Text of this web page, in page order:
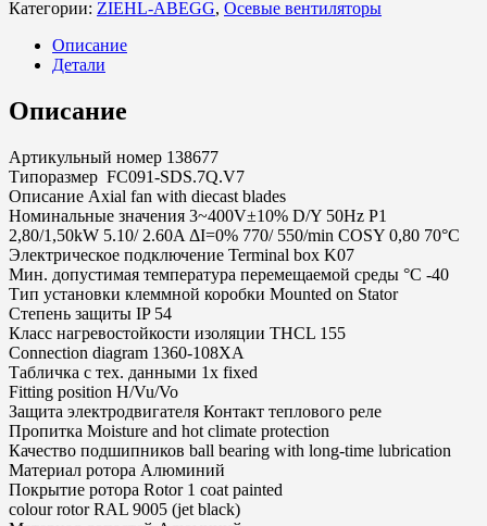
Категории: ZIEHL-ABEGG, Осевые вентиляторы
Описание
Детали
Описание
Артикульный номер 138677
Типоразмер FC091-SDS.7Q.V7
Описание Axial fan with diecast blades
Номинальные значения 3~400V±10% D/Y 50Hz P1
2,80/1,50kW 5.10/ 2.60A ΔI=0% 770/ 550/min COSY 0,80 70°C
Электрическое подключение Terminal box K07
Мин. допустимая температура перемещаемой среды °C -40
Тип установки клеммной коробки Mounted on Stator
Степень защиты IP 54
Класс нагревостойкости изоляции THCL 155
Connection diagram 1360-108XA
Табличка с тех. данными 1x fixed
Fitting position H/Vu/Vo
Защита электродвигателя Контакт теплового реле
Пропитка Moisture and hot climate protection
Качество подшипников ball bearing with long-time lubrication
Материал ротора Алюминий
Покрытие ротора Rotor 1 coat painted
colour rotor RAL 9005 (jet black)